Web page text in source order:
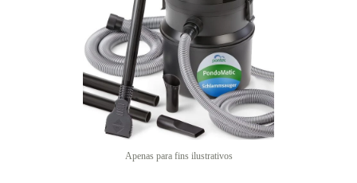
Apenas para fins ilustrativos